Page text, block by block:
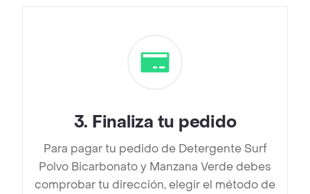
3. Finaliza tu pedido
Para pagar tu pedido de Detergente Surf
Polvo Bicarbonato y Manzana Verde debes
comprobar tu dirección, elegir el método de